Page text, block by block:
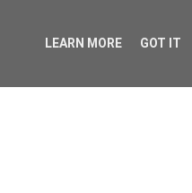
LEARN MORE GOT IT